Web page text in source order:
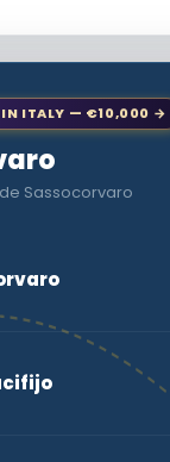
IN ITALY — €10,000 →
Sassocorvaro